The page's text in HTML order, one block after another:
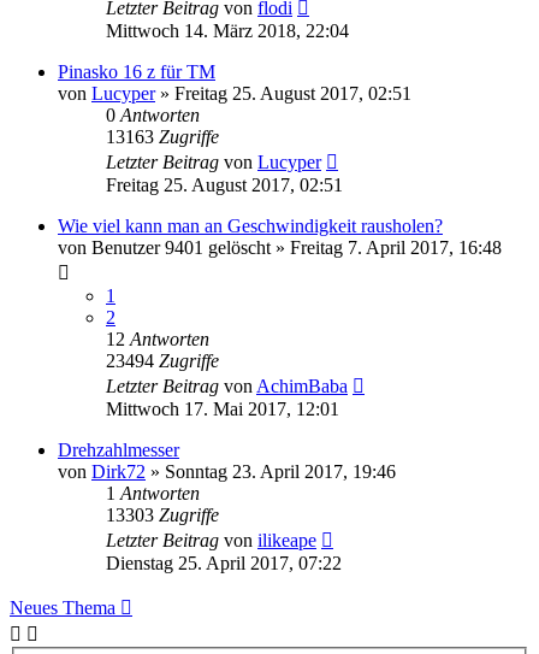
Letzter Beitrag von flodi
Mittwoch 14. März 2018, 22:04
Pinasko 16 z für TM
von Lucyper» Freitag 25. August 2017, 02:51
0 Antworten
13163 Zugriffe
Letzter Beitrag von Lucyper
Freitag 25. August 2017, 02:51
Wie viel kann man an Geschwindigkeit rausholen?
von Benutzer 9401 gelöscht » Freitag 7. April 2017, 16:48
1
2
12 Antworten
23494 Zugriffe
Letzter Beitrag von AchimBaba
Mittwoch 17. Mai 2017, 12:01
Drehzahlmesser
von Dirk72 » Sonntag 23. April 2017, 19:46
1 Antworten
13303 Zugriffe
Letzter Beitrag von ilikeape
Dienstag 25. April 2017, 07:22
Neues Thema